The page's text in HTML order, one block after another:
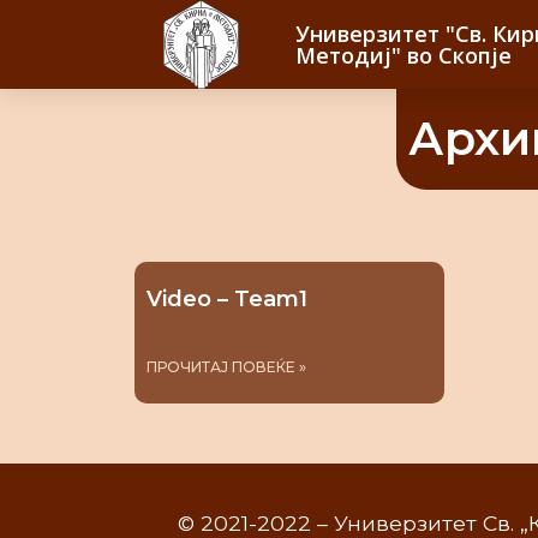
Универзитет "Св.
Методиј" во Скопје
Video – Team1
ПРОЧИТАЈ ПОВЕЌЕ »
© 2021-2022 – Универзитет Св.